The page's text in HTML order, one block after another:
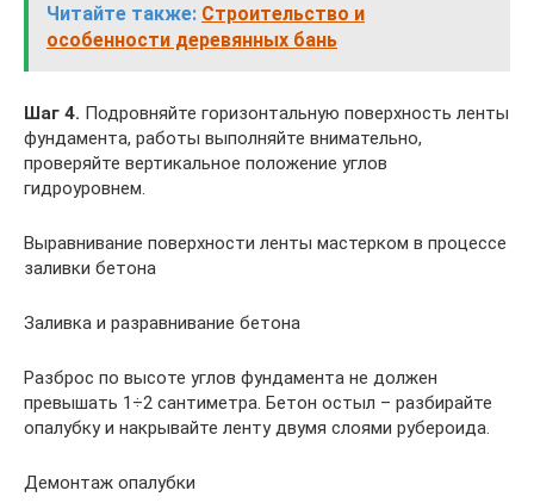
Читайте также: Строительство и
особенности деревянных бань
Шаг 4. Подровняйте горизонтальную поверхность ленты
фундамента, работы выполняйте внимательно,
проверяйте вертикальное положение углов
гидроуровнем.
Выравнивание поверхности ленты мастерком в процессе
заливки бетона
Заливка и разравнивание бетона
Разброс по высоте углов фундамента не должен
превышать 1÷2 сантиметра. Бетон остыл – разбирайте
опалубку и накрывайте ленту двумя слоями рубероида.
Демонтаж опалубки